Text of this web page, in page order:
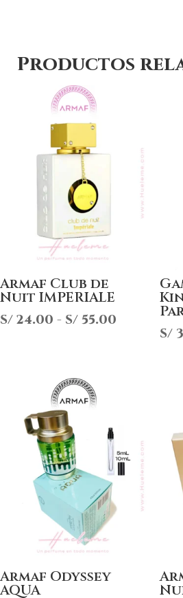
Productos
Armaf Club de
Nuit IMPERIALE
S/ 24.00 - S/ 55.00 Rango
S/
Armaf Odyssey
AQUA